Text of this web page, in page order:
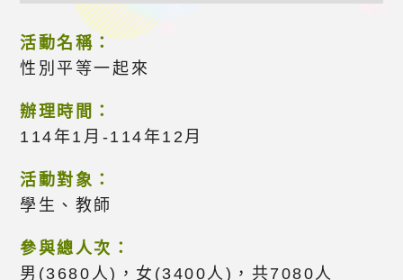
活動名稱：
性別平等一起來
辦理時間：
114年1月-114年12月
活動對象：
學生、教師
參與總人次：
男(3680人)，女(3400人)，共7080人